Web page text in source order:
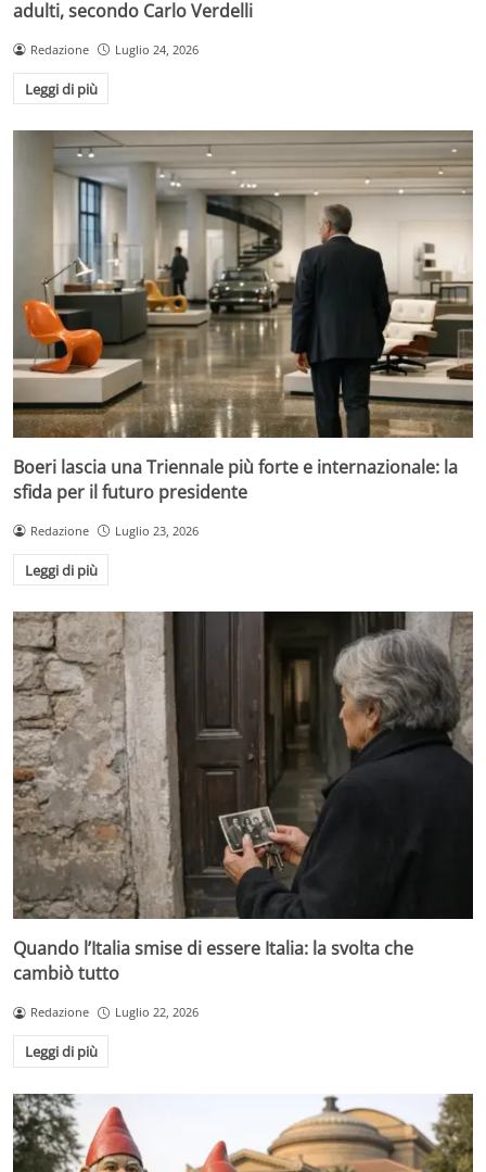
adulti, secondo Carlo Verdelli
Redazione Luglio 24, 2026
Leggi di più
Boeri lascia una Triennale più forte e internazionale: la
sfida per il futuro presidente
Redazione Luglio 23, 2026
Leggi di più
Quando l’Italia smise di essere Italia: la svolta che
cambiò tutto
Redazione Luglio 22, 2026
Leggi di più